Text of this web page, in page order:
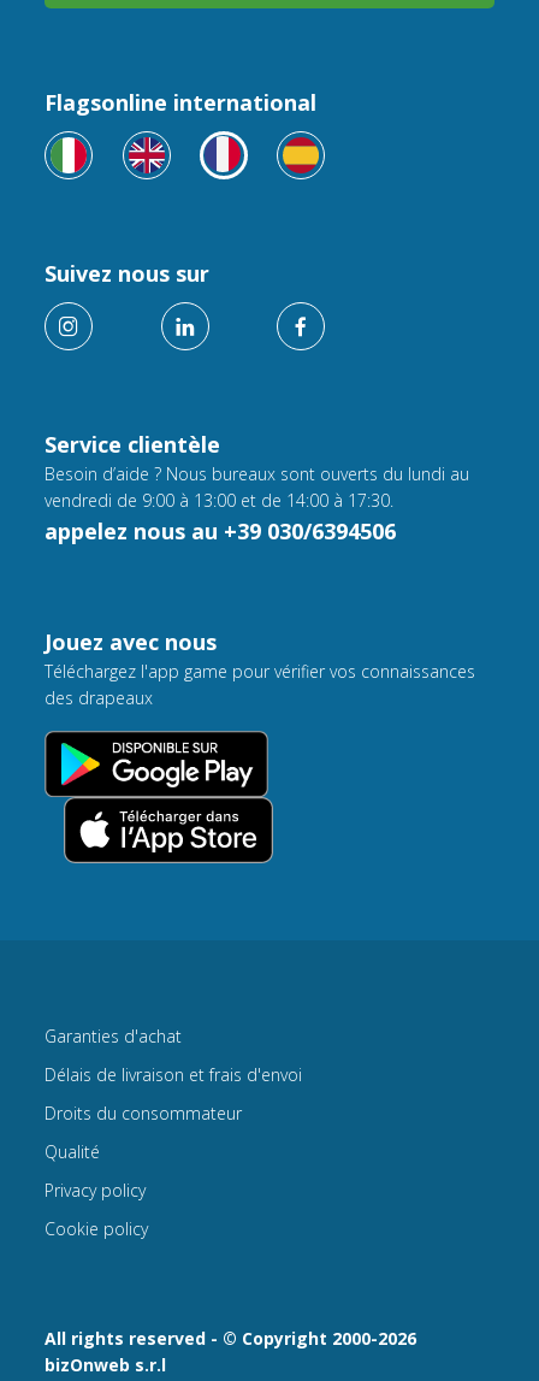
Service clientèle
Besoin d’aide ? Nous bureaux sont ouverts du lundi au
vendredi de 9:00 à 13:00 et de 14:00 à 17:30.
appelez nous au +39 030/6394506
Flagsonline international
Suivez nous sur
Jouez avec nous
Téléchargez l'app game pour vérifier vos connaissances
des drapeaux
All rights reserved - © Copyright 2000-2026
bizOnweb s.r.l
Garanties d'achat
Délais de livraison et frais d'envoi
Droits du consommateur
Qualité
Privacy policy
Cookie policy